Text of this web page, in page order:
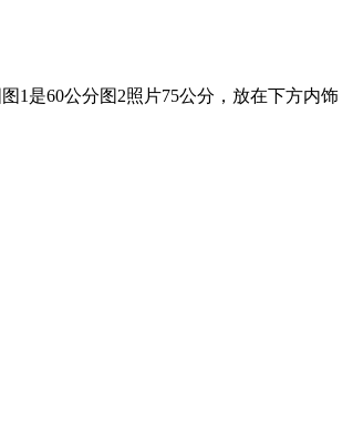
1是60公分图2照片75公分，放在下方内饰